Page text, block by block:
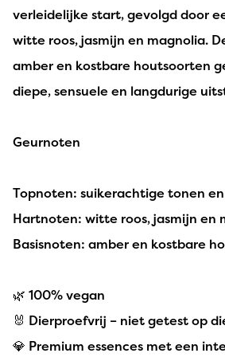
verleidelijke start, gevolgd door
witte roos, jasmijn en magnolia.
amber en kostbare houtsoorten
diepe, sensuele en langdurige
Geurnoten
Topnoten: suikerachtige tonen
Hartnoten: witte roos, jasmijn en
Basisnoten: amber en kostbare
🌿 100% vegan
🐰 Dierproefvrij – niet getest op
💎 Premium essences met een